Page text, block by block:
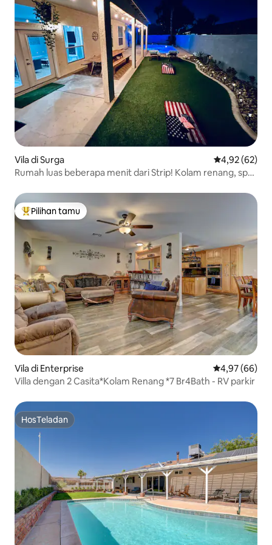
Vila di Surga Nilai rata-rata
4,92 (62)
Rumah luas beberapa menit dari Strip! Kolam renang, spa,
Pilihan tamu terpopuler
Pilihan tamu
Vila di Enterprise Nilai rata-rata
4,97 (66)
Villa dengan 2 Casita*Kolam Renang *7 Br4Bath - RV parkir
HosTeladan
HosTeladan